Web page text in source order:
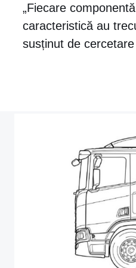
„Fiecare
caracteristică au
susținut de cercetare